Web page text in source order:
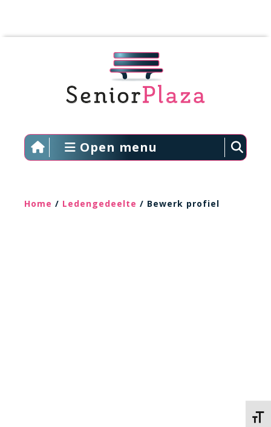
Open menu
Home / Ledengedeelte / Bewerk profiel